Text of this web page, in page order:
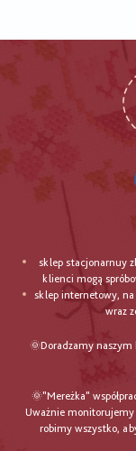
sklep stacjonarnuy
klienci mogą
sklep internetowy,
wraz
🌞Doradzamy
🌞"Mereżka"
Uważnie monitorujemy
robimy wszystko,